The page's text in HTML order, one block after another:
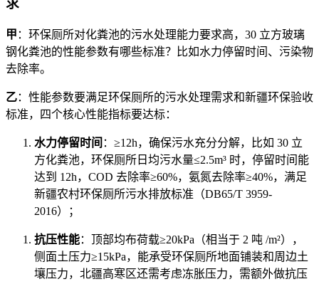
求
甲 ：环保厕所对化粪池的污水处理能力要求高，30 立方玻璃
钢化粪池的性能参数有哪些标准？比如水力停留时间、污染物
去除率。
乙：性能参数要满足环保厕所的污水处理需求和新疆环保验收
标准，四个核心性能指标要达标：
水力停留时间 ：≥12h，确保污水充分分解，比如 30 立
方化粪池，环保厕所日均污水量≤2.5m³ 时，停留时间能
达到 12h，COD 去除率≥60%，氨氮去除率≥40%，满足
新疆农村环保厕所污水排放标准（DB65/T 3959-
2016）；
抗压性能：顶部均布荷载≥20kPa（相当于 2 吨 /m²），
侧面土压力≥15kPa，能承受环保厕所地面铺装和周边土
壤压力，北疆高寒区还需考虑冻胀压力，需额外做抗压